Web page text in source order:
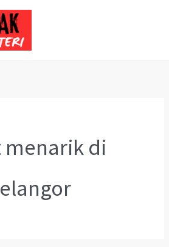
menarik di